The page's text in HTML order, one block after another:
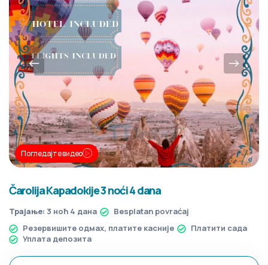
Погледајте видео
Čarolija Kapadokije 3 noći 4 dana
Трајање: 3 ноћ 4 дана
Besplatan povraćaj
Резервишите одмах, платите касније
Платити сада
Уплата депозита